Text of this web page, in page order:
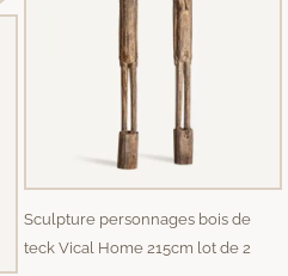
Sculpture personnages bois de
teck Vical Home 215cm lot de 2